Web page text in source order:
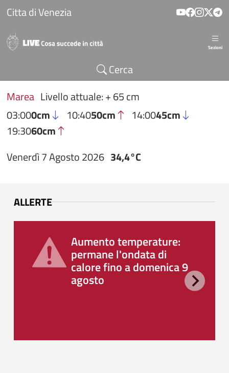
Salta al contenuto principale
Citta di Venezia
Sezioni
Cerca
Marea Livello attuale: + 65 cm
03:000cm 10:4050cm 14:0045cm
19:3060cm
Venerdì 7 Agosto 2026 34,4°C
ALLERTE
Aumento temperature:
permane l'ondata di
calore fino a domenica 9
agosto